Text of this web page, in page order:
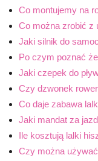
Co montujemy na
Co można zrobić z
Jaki silnik do
Po czym poznać
Jaki czepek do
Czy dzwonek
Co daje zabawa
Jaki mandat za
Ile kosztują lalki
Czy można używać